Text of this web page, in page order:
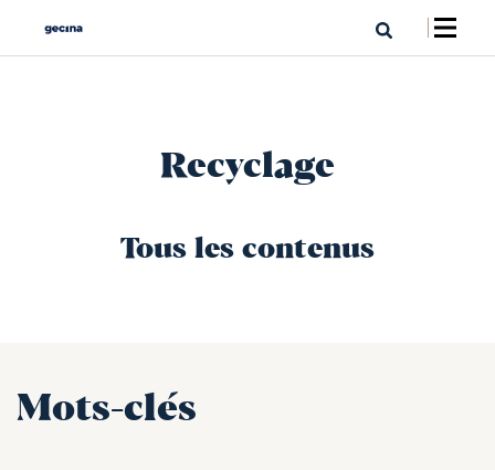
Recyclage
Tous les contenus
Mots-clés